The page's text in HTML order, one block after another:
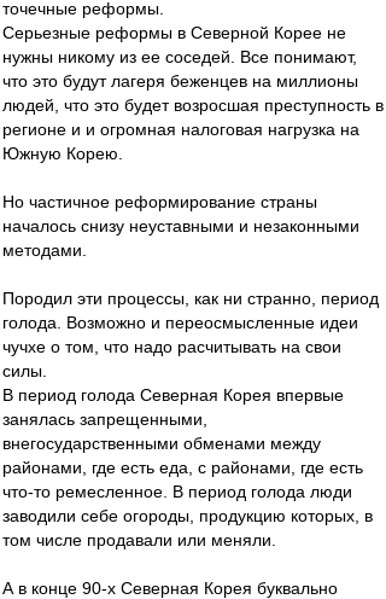
точечные реформы.
Серьезные реформы в Северной Корее не
нужны никому из ее соседей. Все понимают,
что это будут лагеря беженцев на миллионы
людей, что это будет возросшая преступность в
регионе и и огромная налоговая нагрузка на
Южную Корею.
Но частичное реформирование страны
началось снизу неуставными и незаконными
методами.
Породил эти процессы, как ни странно, период
голода. Возможно и переосмысленные идеи
чучхе о том, что надо расчитывать на свои
силы.
В период голода Северная Корея впервые
занялась запрещенными,
внегосударственными обменами между
районами, где есть еда, с районами, где есть
что-то ремесленное. В период голода люди
заводили себе огороды, продукцию которых, в
том числе продавали или меняли.
А в конце 90-х Северная Корея буквально